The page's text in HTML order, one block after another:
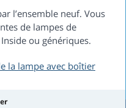
l’ensemble neuf. Vous
de lampes de
ou génériques.
la lampe avec boîtier